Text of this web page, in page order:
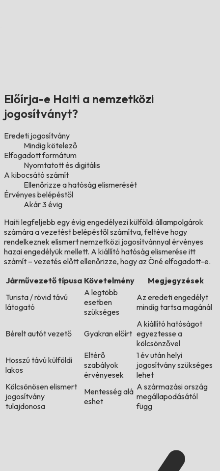
Előírja-e Haiti a nemzetközi
jogosítványt?
Eredeti jogosítvány
Mindig kötelező
Elfogadott formátum
Nyomtatott és digitális
A kibocsátó számít
Ellenőrizze a hatóság elismerését
Érvényes belépéstől
Akár 3 évig
Haiti legfeljebb egy évig engedélyezi külföldi állampolgárok
számára a vezetést belépéstől számítva, feltéve hogy
rendelkeznek elismert nemzetközi jogosítvánnyal érvényes
hazai engedélyük mellett. A kiállító hatóság elismerése itt
számít – vezetés előtt ellenőrizze, hogy az Öné elfogadott-e.
Járművezető típusa Követelmény
Megjegyzések
Turista / rövid távú
látogató
A legtöbb
esetben
szükséges
Az eredeti engedélyt
mindig tartsa magánál
Bérelt autót vezető Gyakran előírt
A kiállító hatóságot
egyeztesse a
kölcsönzővel
Hosszú távú külföldi
lakos
Eltérő
szabályok
érvényesek
1 év után helyi
jogosítvány szükséges
lehet
Kölcsönösen elismert
jogosítvány
tulajdonosa
Mentesség alá
eshet
A származási ország
megállapodásától
függ